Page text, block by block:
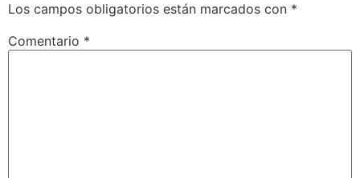
Los campos obligatorios están marcados con *
Comentario *